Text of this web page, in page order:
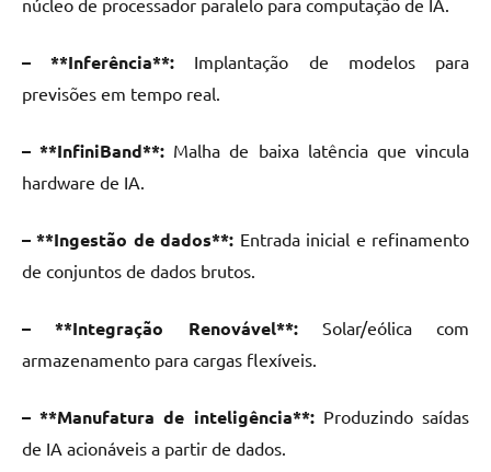
– **Inferência**: Implantação de modelos para
previsões em tempo real.
– **InfiniBand**: Malha de baixa latência que vincula
hardware de IA.
– **Ingestão de dados**: Entrada inicial e refinamento
de conjuntos de dados brutos.
– **Integração Renovável**:Solar/eólica com
armazenamento para cargas flexíveis.
– **Manufatura de inteligência**:Produzindo saídas
de IA acionáveis a partir de dados.